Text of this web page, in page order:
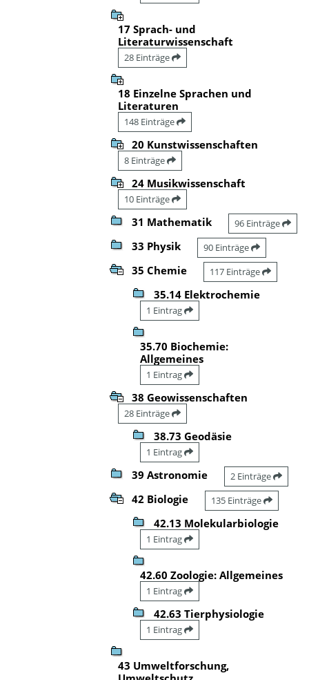
17 Sprach- und
Literaturwissenschaft
28 Einträge
18 Einzelne Sprachen und
Literaturen
148 Einträge
20 Kunstwissenschaften
8 Einträge
24 Musikwissenschaft
10 Einträge
31 Mathematik 96 Einträge
33 Physik 90 Einträge
35 Chemie 117 Einträge
35.14 Elektrochemie
1 Eintrag
35.70 Biochemie:
Allgemeines
1 Eintrag
38 Geowissenschaften
28 Einträge
38.73 Geodäsie
1 Eintrag
39 Astronomie 2 Einträge
42 Biologie 135 Einträge
42.13 Molekularbiologie
1 Eintrag
42.60 Zoologie: Allgemeines
1 Eintrag
42.63 Tierphysiologie
1 Eintrag
43 Umweltforschung,